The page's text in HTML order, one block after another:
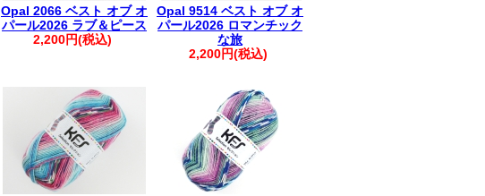
Opal 2066 ベスト オブ オ
パール2026 ラブ＆ピース
2,200円(税込)
Opal 9514 ベスト オブ オ
パール2026 ロマンチック
な旅
2,200円(税込)